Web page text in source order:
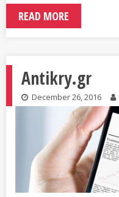
READ MORE
Antikry.gr
December 26, 2016